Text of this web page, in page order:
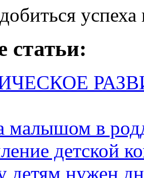
статьи:
малышом в
детской
детям нужен